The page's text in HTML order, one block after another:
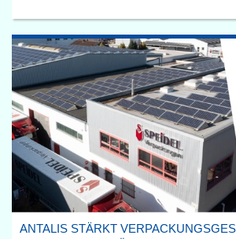
ANTALIS STÄRKT